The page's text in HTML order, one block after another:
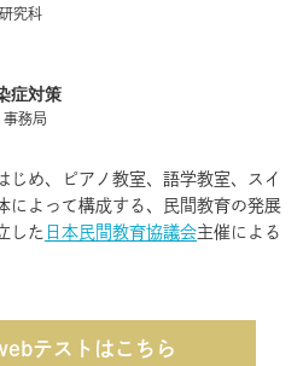
究科
症対策
務局
じめ、ピアノ教室、語学教室、スイ
によって構成する、民間教育の発展
した 日本民間教育協議会主催による
テストはこちら